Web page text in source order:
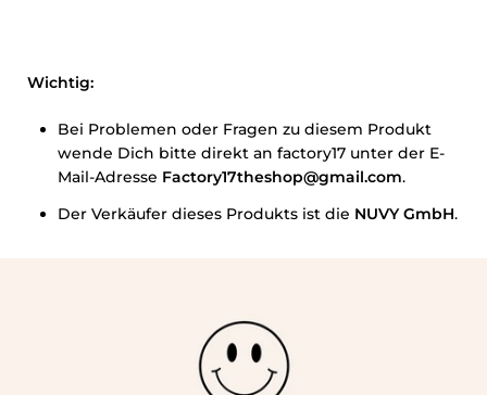
Wichtig:
Bei Problemen oder Fragen zu diesem Produkt
wende Dich bitte direkt an factory17 unter der E-
Mail-Adresse Factory17theshop@gmail.com.
Der Verkäufer dieses Produkts ist die NUVY GmbH.